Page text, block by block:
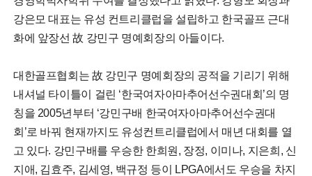
강은모 대표는 유성 컨트리클럽을 설립하고 한국골프 근대
화에 앞장선 故 강민구 명예회장의 아들이다.
대한골프협회는 故 강민구 명예회장의 공적을 기리기 위해
내셔널 타이틀이 걸린 ‘한국여자아마추어선수권대회’의 명
칭을 2005년부터 ‘강민구배 한국여자아마추어선수권대
회’로 바꿔 현재까지도 유성컨트리클럽에서 매년 대회를 열
고 있다. 강민구배를 우승한 한희원, 장정, 이미나, 지은희, 신
지애, 김효주, 김세영, 백규정 등이 LPGA에서도 우승을 차지